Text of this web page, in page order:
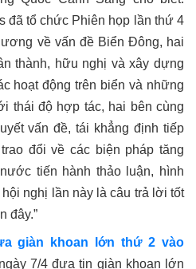
đã tổ chức Phiên họp lần thứ 4
về vấn đề Biển Đông, hai
thành, hữu nghị và xây dựng
hoạt động trên biển và những
thái độ hợp tác, hai bên cùng
vấn đề, tái khẳng định tiếp
đổi về các biện pháp tăng
tiến hành thảo luận, hình
nghị lần này là câu trả lời tốt
đây.”
giàn khoan lớn thứ 2 vào
7/4 đưa tin giàn khoan lớn